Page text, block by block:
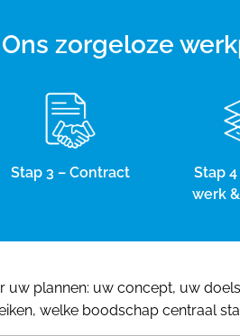
Ons zorgeloze
Stap 3 – Contract
Stap
werk
uw plannen: uw concept, uw
welke boodschap centraal